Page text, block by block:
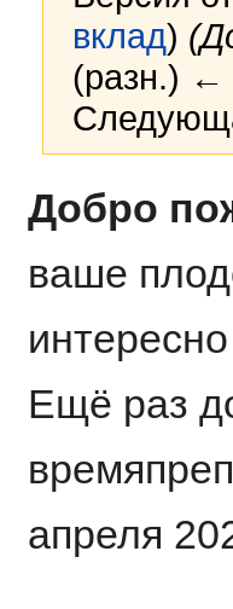
вклад)
(разн.) ←
Добро
ваше
Ещё раз
апреля